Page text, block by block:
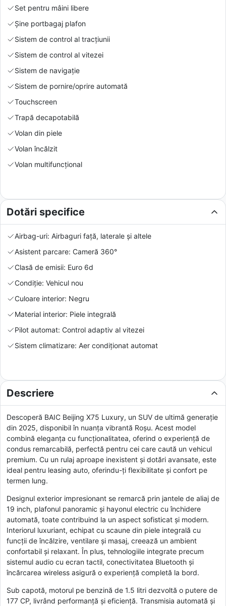
Set pentru mâini libere
Şine portbagaj plafon
Sistem de control al tracțiunii
Sistem de control al vitezei
Sistem de navigație
Sistem de pornire/oprire automată
Touchscreen
Trapă decapotabilă
Volan din piele
Volan încălzit
Volan multifuncțional
Dotări specifice
Airbag-uri: Airbaguri față, laterale și altele
Asistent parcare: Cameră 360°
Clasă de emisii: Euro 6d
Condiție: Vehicul nou
Culoare interior: Negru
Material interior: Piele integrală
Pilot automat: Control adaptiv al vitezei
Sistem climatizare: Aer condiționat automat
Descriere
Descoperă BAIC Beijing X75 Luxury, un SUV de ultimă generație
din 2025, disponibil în nuanța vibrantă Roșu. Acest model
combină eleganța cu funcționalitatea, oferind o experiență de
condus remarcabilă, perfectă pentru cei care caută un vehicul
premium. Cu un rulaj aproape inexistent și dotări avansate, este
ideal pentru leasing auto, oferindu-ți flexibilitate și confort pe
termen lung.
Designul exterior impresionant se remarcă prin jantele de aliaj de
19 inch, plafonul panoramic și hayonul electric cu închidere
automată, toate contribuind la un aspect sofisticat și modern.
Interiorul luxuriant, echipat cu scaune din piele integrală cu
funcții de încălzire, ventilare și masaj, creează un ambient
confortabil și relaxant. În plus, tehnologiile integrate precum
sistemul audio cu ecran tactil, conectivitatea Bluetooth și
încărcarea wireless asigură o experiență completă la bord.
Sub capotă, motorul pe benzină de 1.5 litri dezvoltă o putere de
177 CP, livrând performanță și eficiență. Transmisia automată și